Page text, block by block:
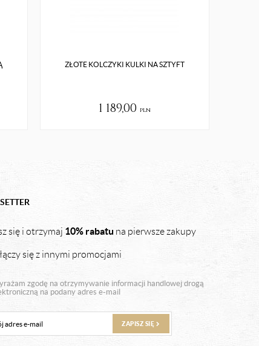
ZŁOTE KOLCZYKI KULKI NA SZTYFT
1 189,00 pln
się i otrzymaj 10% rabatu na pierwsze zakupy
się z innymi promocjami
zgodę na otrzymywanie informacji handlowej drogą
na podany adres e-mail
ZAPISZ SIĘ